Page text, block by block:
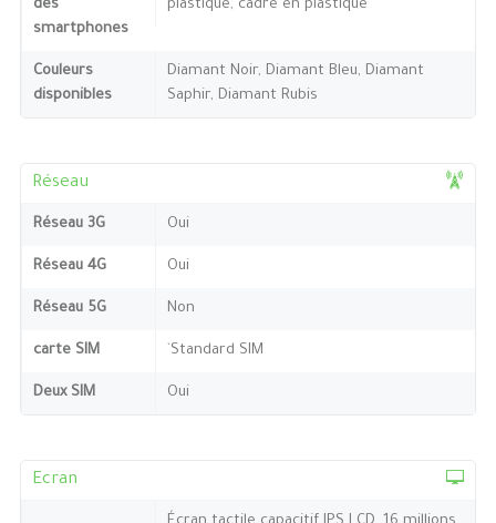
des
smartphones
plastique, cadre en plastique
Couleurs
disponibles
Diamant Noir, Diamant Bleu, Diamant
Saphir, Diamant Rubis
Réseau
Réseau 3G Oui
Réseau 4G Oui
Réseau 5G Non
carte SIM `Standard SIM
Deux SIM Oui
Ecran